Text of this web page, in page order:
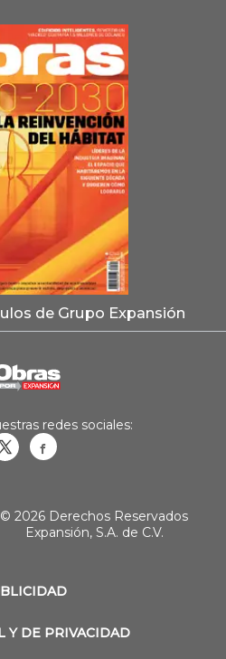
de Grupo Expansión
Y DE PRIVACIDAD
redes sociales:
© 2026 Derechos Reservados
Expansión, S.A. de C.V.